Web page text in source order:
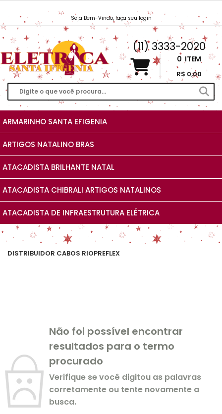
Seja Bem-Vindo, faça seu login
Vendas@EletricaSantaIfigenia.com.br
(11) 3333-2020
0 ITEM
R$ 0,00
ARMARINHO SANTA EFIGENIA
ARTIGOS NATALINO BRAS
ATACADISTA BRILHANTE NATAL
ATACADISTA CHIBRALI ARTIGOS NATALINOS
ATACADISTA DE INFRAESTRUTURA ELÉTRICA
DISTRIBUIDOR CABOS RIOPREFLEX
Não foi possível encontrar
resultados para o termo
procurado
Verifique se você digitou as palavras
corretamente ou tente novamente a
busca.